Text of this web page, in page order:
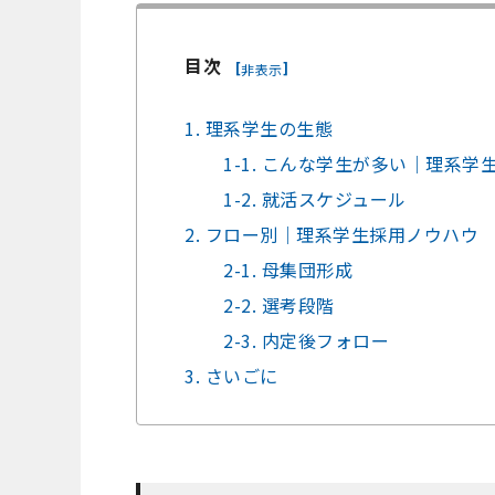
目次 [非表示]
1. 理系学生の生態
1-1. こんな学生が多い｜理系学
1-2. 就活スケジュール
2. フロー別｜理系学生採用ノウハウ
2-1. 母集団形成
2-2. 選考段階
2-3. 内定後フォロー
3. さいごに